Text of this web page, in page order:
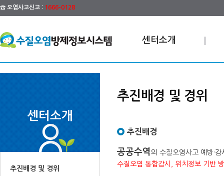
☎ 오염사고신고 : 1666-0128
센터소개
센터소개
추진배경 및 경위
추진배경 및 경위
추진배경
공공수역 의 수질오염사고 예방·
수질오염 통합감시, 위치정보 기반